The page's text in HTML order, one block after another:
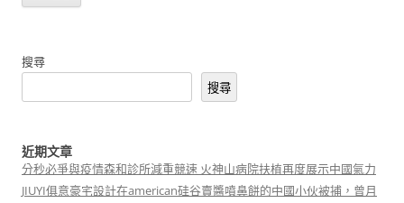
搜尋
搜尋
近期文章
分秒必爭與疫情森和診所減重競速 火神山病院扶植再度展示中國氣力
JIUYI俱意豪宅設計在american硅谷賣醬噴鼻餅的中國小伙被捕，曾月